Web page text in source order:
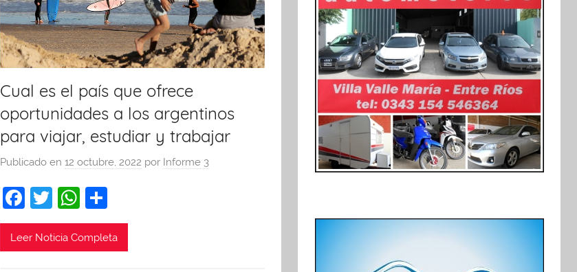
Cual es el país que ofrece
oportunidades a los argentinos
para viajar, estudiar y trabajar
Publicado en12 octubre, 2022 por Informe 3
F
a
c
T
w
itt
W
h
at
o
m
Leer Noticia Completa